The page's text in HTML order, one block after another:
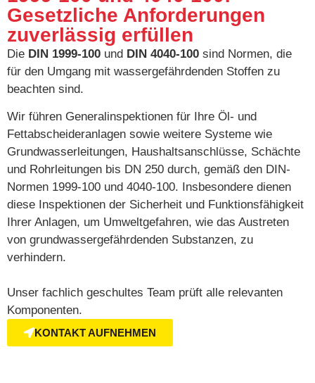
Gesetzliche Anforderungen
zuverlässig erfüllen
Die DIN 1999-100 und DIN 4040-100 sind Normen, die
für den Umgang mit wassergefährdenden Stoffen zu
beachten sind.
Wir führen Generalinspektionen für Ihre Öl- und
Fettabscheideranlagen sowie weitere Systeme wie
Grundwasserleitungen, Haushaltsanschlüsse, Schächte
und Rohrleitungen bis DN 250 durch, gemäß den DIN-
Normen 1999-100 und 4040-100. Insbesondere dienen
diese Inspektionen der Sicherheit und Funktionsfähigkeit
Ihrer Anlagen, um Umweltgefahren, wie das Austreten
von grundwassergefährdenden Substanzen, zu
verhindern.
Unser fachlich geschultes Team prüft alle relevanten
Komponenten.
KONTAKT AUFNEHMEN